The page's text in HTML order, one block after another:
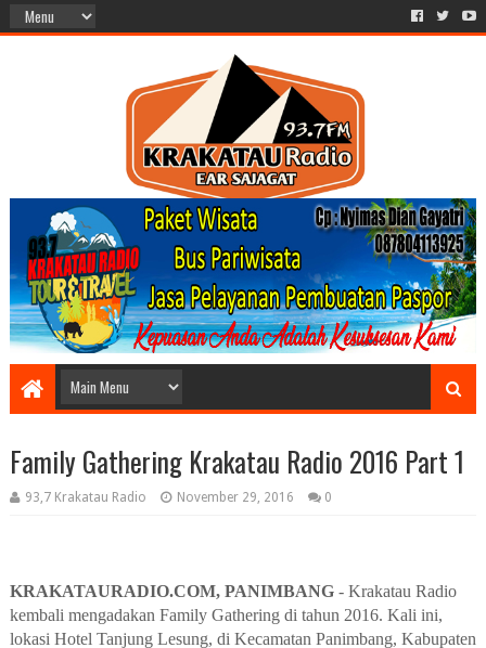
Family Gathering Krakatau Radio 2016 Part 1
93,7 Krakatau Radio November 29, 2016 0
KRAKATAURADIO.COM, PANIMBANG- Krakatau Radio
kembali mengadakan Family Gathering di tahun 2016. Kali ini,
lokasi Hotel Tanjung Lesung, di Kecamatan Panimbang, Kabupaten